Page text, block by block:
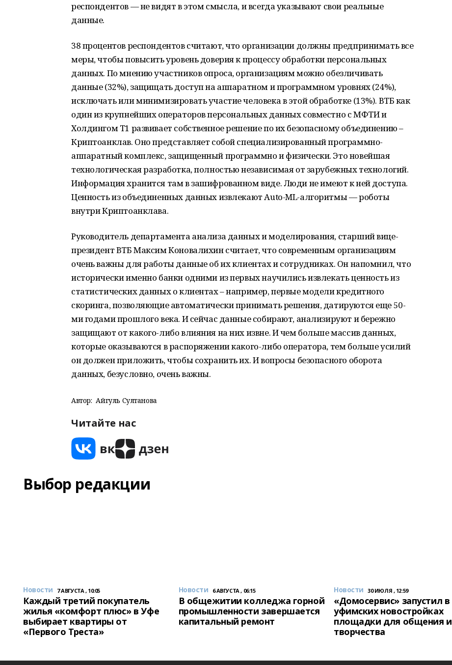
респондентов — не видят в этом смысла, и всегда указывают свои реальные
данные.
38 процентов респондентов считают, что организации должны предпринимать все
меры, чтобы повысить уровень доверия к процессу обработки персональных
данных. По мнению участников опроса, организациям можно обезличивать
данные (32%), защищать доступ на аппаратном и программном уровнях (24%),
исключать или минимизировать участие человека в этой обработке (13%). ВТБ как
один из крупнейших операторов персональных данных совместно с МФТИ и
Холдингом Т1 развивает собственное решение по их безопасному объединению –
Криптоанклав. Оно представляет собой специализированный программно-
аппаратный комплекс, защищенный программно и физически. Это новейшая
технологическая разработка, полностью независимая от зарубежных технологий.
Информация хранится там в зашифрованном виде. Люди не имеют к ней доступа.
Ценность из объединенных данных извлекают Auto-ML-алгоритмы — роботы
внутри Криптоанклава.
Руководитель департамента анализа данных и моделирования, старший вице-
президент ВТБ Максим Коновалихин считает, что современным организациям
очень важны для работы данные об их клиентах и сотрудниках. Он напомнил, что
исторически именно банки одними из первых научились извлекать ценность из
статистических данных о клиентах – например, первые модели кредитного
скоринга, позволяющие автоматически принимать решения, датируются еще 50-
ми годами прошлого века. И сейчас данные собирают, анализируют и бережно
защищают от какого-либо влияния на них извне. И чем больше массив данных,
которые оказываются в распоряжении какого-либо оператора, тем больше усилий
он должен приложить, чтобы сохранить их. И вопросы безопасного оборота
данных, безусловно, очень важны.
Автор: Айгуль Султанова
Читайте нас
Выбор редакции
Новости 7 АВГУСТА , 10:05
Каждый третий покупатель
жилья «комфорт плюс» в Уфе
выбирает квартиры от
«Первого Треста»
Новости 6 АВГУСТА , 06:15
В общежитии колледжа горной
промышленности завершается
капитальный ремонт
Новости 30 ИЮЛЯ , 12:59
«Домосервис» запустил в
уфимских новостройках
площадки для общения и
творчества